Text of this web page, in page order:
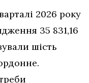
2026 року
35 831,16
шість